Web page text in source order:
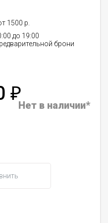
1500 р.
до 19:00
брони
₽
Нет в наличии*